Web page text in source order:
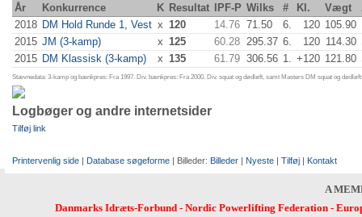
År Konkurrence K Resultat IPF-P Wilks # Kl. Vægt
2018 DM Hold Runde 1, Vest x 120 14.76 71.50 6. 120 105.90
2015 JM (3-kamp) x 125 60.28 295.37 6. 120 114.30
2015 DM Klassisk (3-kamp) x 135 61.79 306.56 1. +120 121.80
Stævnedata: 3-kamp og bænkpres: Fra 1997. Div. bænkpres: Fra 2000. Div. squat og dødløft, samt Masters DM squat og
Logbøger og andre internetsider
Tilføj link
Printervenlig side | Database søgeforme | Billeder: Billeder | Nyeste | Tilføj | Kontakt
A
Danmarks Idræts-Forbund- Nordic Powerlifting Federation-